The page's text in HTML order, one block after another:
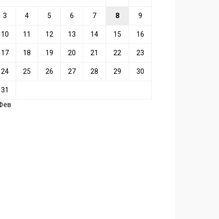
3 4 5 6 7 8 9
10 11 12 13 14 15 16
17 18 19 20 21 22 23
24 25 26 27 28 29 30
31